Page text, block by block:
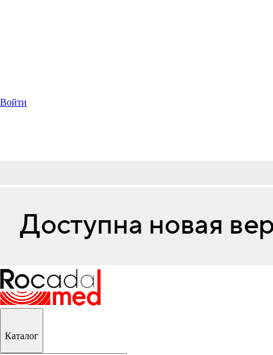
Войти
Каталог